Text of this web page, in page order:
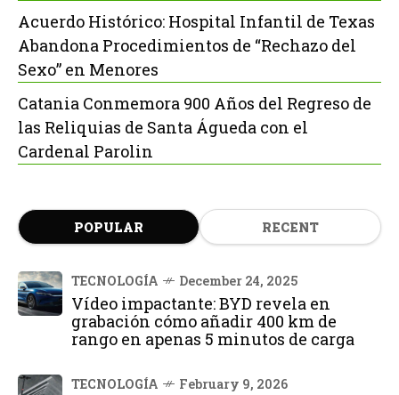
Acuerdo Histórico: Hospital Infantil de Texas
Abandona Procedimientos de “Rechazo del
Sexo” en Menores
Catania Conmemora 900 Años del Regreso de
las Reliquias de Santa Águeda con el
Cardenal Parolin
POPULAR RECENT
TECNOLOGÍA December 24, 2025
Vídeo impactante: BYD revela en
grabación cómo añadir 400 km de
rango en apenas 5 minutos de carga
TECNOLOGÍA February 9, 2026